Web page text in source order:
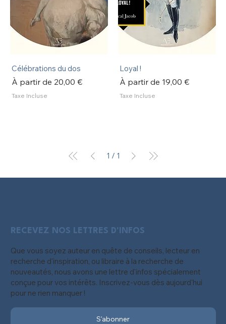
Célébrations du dos
À partir de 20,00 €
Prix promotionnel
Taxe Incluse
Loyal !
À partir de 19,00 €
Prix promotionnel
Taxe Incluse
1 / 1
RECEVEZ NOS LETTRES D'INFOS
Que vous soyez auteur en quête de conseils, lecteur en
recherche d'inspiration, ou libraire à la recherche de
nouveautés, nous avons une lettre d'infos spécialement
conçue pour vos intérêts. Inscrivez-vous dès aujourd'hui
pour ne rien manquer !
S'abonner